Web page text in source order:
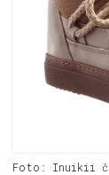
Foto: Inuikii